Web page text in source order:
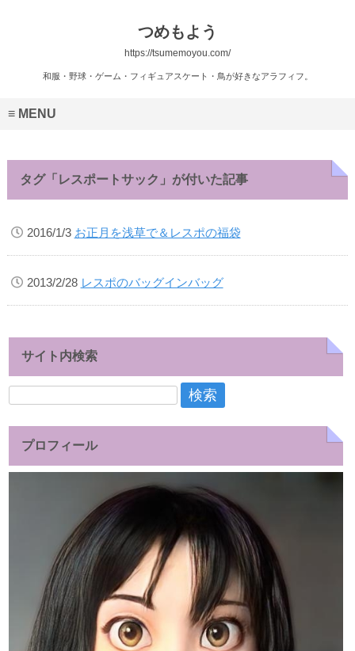
つめもよう
https://tsumemoyou.com/
和服・野球・ゲーム・フィギュアスケート・鳥が好きなアラフィフ。
MENU
タグ「レスポートサック」が付いた記事
2016/1/3 お正月を浅草で＆レスポの福袋
2013/2/28 レスポのバッグインバッグ
サイト内検索
検
プロフィール